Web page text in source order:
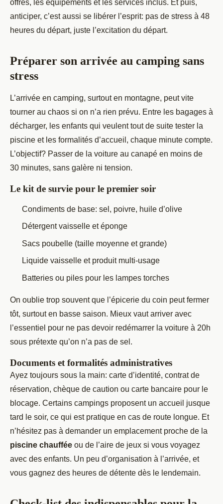
offres, les équipements et les services inclus. Et puis,
anticiper, c’est aussi se libérer l’esprit: pas de stress à 48
heures du départ, juste l’excitation du départ.
Préparer son arrivée au camping sans
stress
L’arrivée en camping, surtout en montagne, peut vite
tourner au chaos si on n’a rien prévu. Entre les bagages à
décharger, les enfants qui veulent tout de suite tester la
piscine et les formalités d’accueil, chaque minute compte.
L’objectif? Passer de la voiture au canapé en moins de
30 minutes, sans galère ni tension.
Le kit de survie pour le premier soir
Condiments de base: sel, poivre, huile d’olive
Détergent vaisselle et éponge
Sacs poubelle (taille moyenne et grande)
Liquide vaisselle et produit multi-usage
Batteries ou piles pour les lampes torches
On oublie trop souvent que l’épicerie du coin peut fermer
tôt, surtout en basse saison. Mieux vaut arriver avec
l’essentiel pour ne pas devoir redémarrer la voiture à 20h
sous prétexte qu’on n’a pas de sel.
Documents et formalités administratives
Ayez toujours sous la main: carte d’identité, contrat de
réservation, chèque de caution ou carte bancaire pour le
blocage. Certains campings proposent un accueil jusque
tard le soir, ce qui est pratique en cas de route longue. Et
n’hésitez pas à demander un emplacement proche de la
piscine chauffée ou de l’aire de jeux si vous voyagez
avec des enfants. Un peu d’organisation à l’arrivée, et
vous gagnez des heures de détente dès le lendemain.